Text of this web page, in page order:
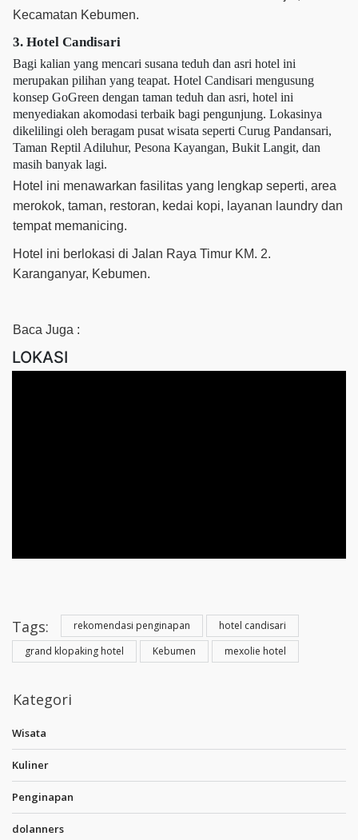
Kecamatan Kebumen.
3. Hotel Candisari
Bagi kalian yang mencari susana teduh dan asri hotel ini
merupakan pilihan yang teapat. Hotel Candisari mengusung
konsep GoGreen dengan taman teduh dan asri, hotel ini
menyediakan akomodasi terbaik bagi pengunjung. Lokasinya
dikelilingi oleh beragam pusat wisata seperti Curug Pandansari,
Taman Reptil Adiluhur, Pesona Kayangan, Bukit Langit, dan
masih banyak lagi.
Hotel ini menawarkan fasilitas yang lengkap seperti, area
merokok, taman, restoran, kedai kopi, layanan laundry dan
tempat memanicing.
Hotel ini berlokasi di Jalan Raya Timur KM. 2.
Karanganyar, Kebumen.
Baca Juga :
LOKASI
Tags: rekomendasi penginapan
hotel candisari
grand klopaking hotel
Kebumen mexolie hotel
Kategori
Wisata
Kuliner
Penginapan
dolanners